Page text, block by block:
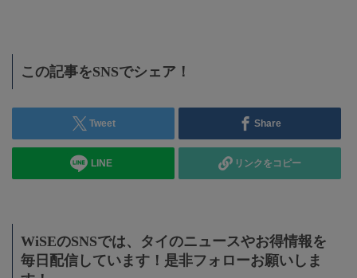
この記事をSNSでシェア！
Tweet Share
LINE リンクをコピー
WiSEのSNSでは、タイのニュースやお得情報を
毎日配信しています！是非フォローお願いしま